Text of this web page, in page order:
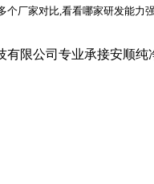
个厂家对比,看看哪家研发能力
限公司专业承接安顺